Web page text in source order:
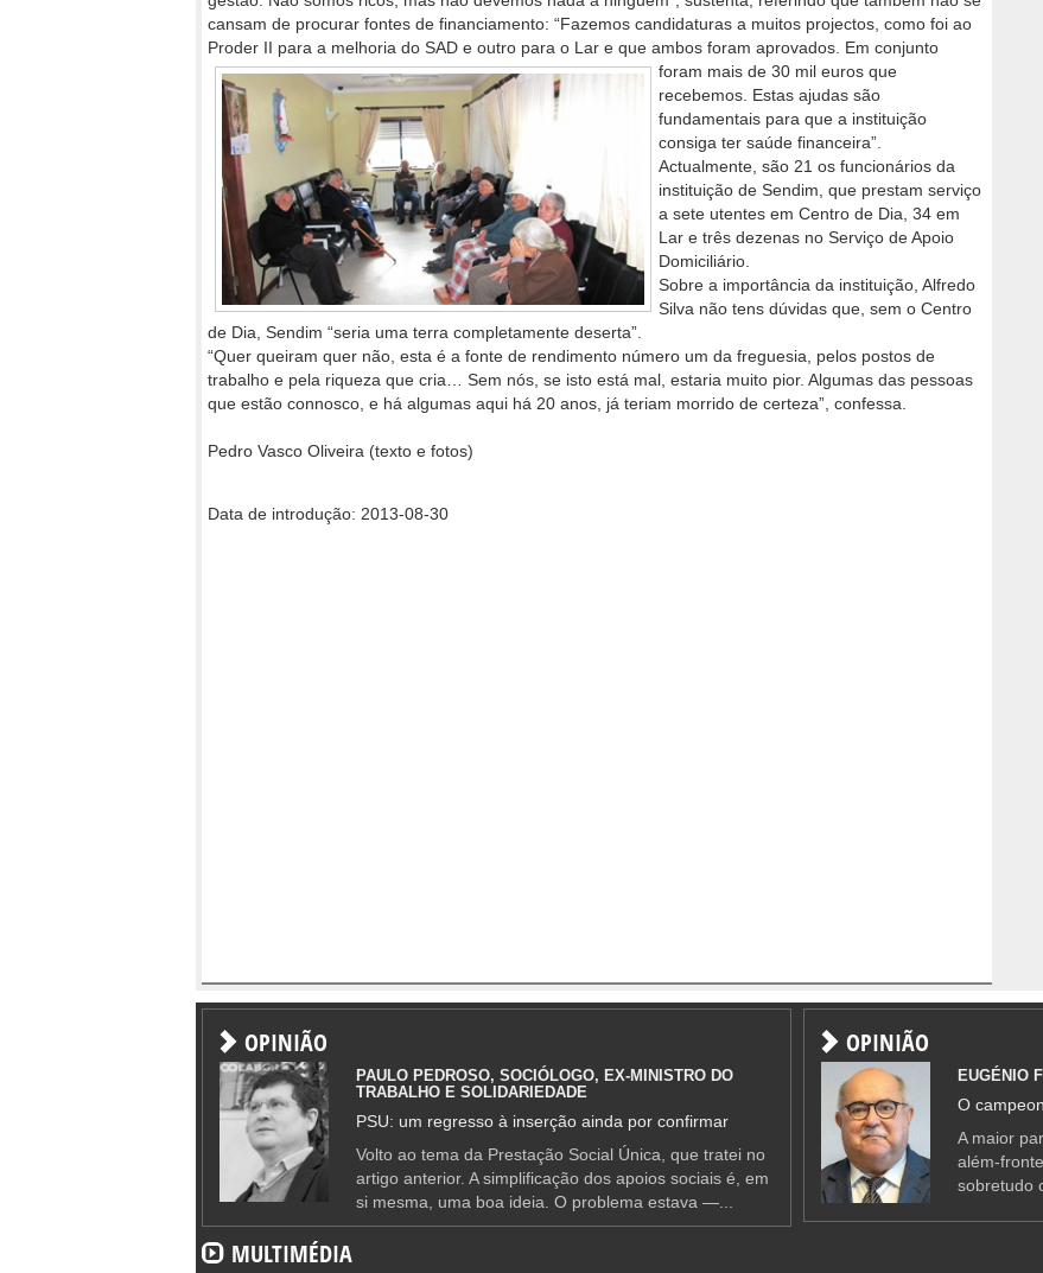
cansam de procurar fontes de financiamento: “Fazemos candidaturas a muitos projectos, como foi ao
Proder II para a melhoria do SAD e outro para o Lar e que ambos foram aprovados. Em conjunto
foram mais de 30 mil euros que
recebemos. Estas ajudas são
fundamentais para que a instituição
consiga ter saúde financeira”.
Actualmente, são 21 os funcionários da
instituição de Sendim, que prestam serviço
a sete utentes em Centro de Dia, 34 em
Lar e três dezenas no Serviço de Apoio
Domiciliário.
Sobre a importância da instituição, Alfredo
Silva não tens dúvidas que, sem o Centro
de Dia, Sendim “seria uma terra completamente deserta”.
“Quer queiram quer não, esta é a fonte de rendimento número um da freguesia, pelos postos de
trabalho e pela riqueza que cria… Sem nós, se isto está mal, estaria muito pior. Algumas das pessoas
que estão connosco, e há algumas aqui há 20 anos, já teriam morrido de certeza”, confessa.
Pedro Vasco Oliveira (texto e fotos)
Data de introdução: 2013-08-30
OPINIÃO
PAULO PEDROSO, SOCIÓLOGO, EX-MINISTRO DO
TRABALHO E SOLIDARIEDADE
PSU: um regresso à inserção ainda por confirmar
Volto ao tema da Prestação Social Única, que tratei no
artigo anterior. A simplificação dos apoios sociais é, em
si mesma, uma boa ideia. O problema estava —...
OPINIÃO
EUGÉNIO
O
A maior
além-
sobretudo
MULTIMÉDIA